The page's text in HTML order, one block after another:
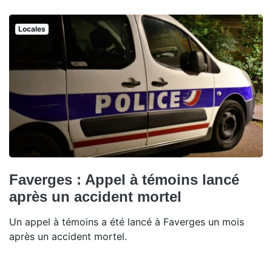
Locales
Faverges : Appel à témoins lancé
après un accident mortel
Un appel à témoins a été lancé à Faverges un mois
après un accident mortel.